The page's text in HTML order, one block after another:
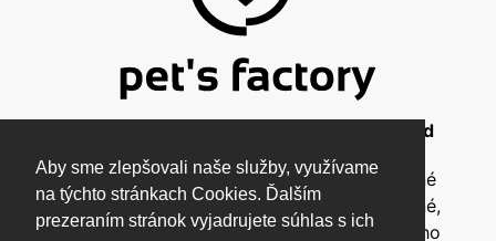
Aby sme zlepšovali naše služby, využívame
na týchto stránkach Cookies. Ďalším
prezeraním stránok vyjadrujete súhlas s ich
© 2026 Pet's Factory - All Rights Reserved
Táto stránka a všetky jej súčasti sú chránené
autorským zákonom a nesmú byť kopírované,
rozmnožované ani inak šírené bez písomného